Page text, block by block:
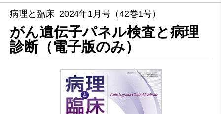
病理と臨床 2024年1月号（42巻1号）
がん遺伝子パネル検査と病理
診断（電子版のみ）